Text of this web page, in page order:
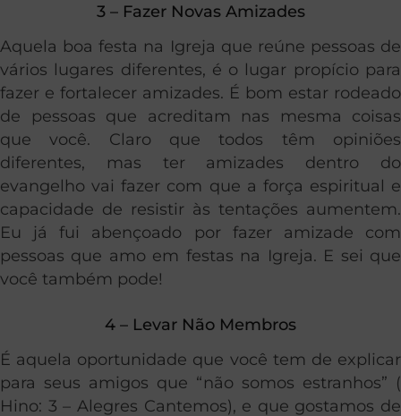
3 – Fazer Novas Amizades
Aquela boa festa na Igreja que reúne pessoas de
vários lugares diferentes, é o lugar propício para
fazer e fortalecer amizades. É bom estar rodeado
de pessoas que acreditam nas mesma coisas
que você. Claro que todos têm opiniões
diferentes, mas ter amizades dentro do
evangelho vai fazer com que a força espiritual e
capacidade de resistir às tentações aumentem.
Eu já fui abençoado por fazer amizade com
pessoas que amo em festas na Igreja. E sei que
você também pode!
4 – Levar Não Membros
É aquela oportunidade que você tem de explicar
para seus amigos que “não somos estranhos” (
Hino: 3 – Alegres Cantemos), e que gostamos de